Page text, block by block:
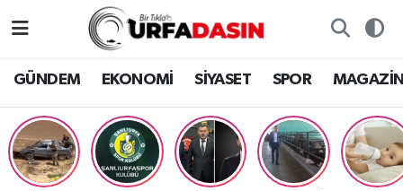
GÜNDEM EKONOMİ SİYASET SPOR
EKONOMİ
SİYASET
Gizlilik ve Güvenlik Politikası
İletişim
Nöbetçi Eczaneler
Hava Durumu
Namaz Vakitleri